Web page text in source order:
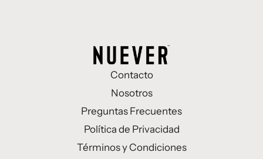
Contacto
Nosotros
Preguntas Frecuentes
Política de Privacidad
Términos y Condiciones